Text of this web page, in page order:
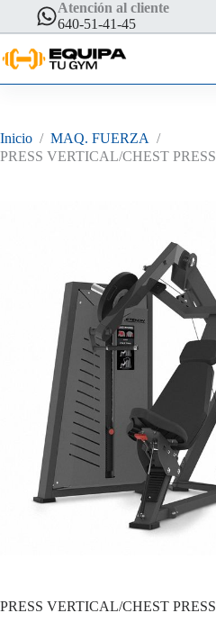
contenido
Atención al cliente
640-51-41-45
Inicio / MAQ. FUERZA /
PRESS VERTICAL/CHEST PRESS
PRESS VERTICAL/CHEST PRESS